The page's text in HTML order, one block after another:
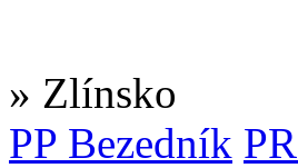
» Zlínsko
PP Bezedník